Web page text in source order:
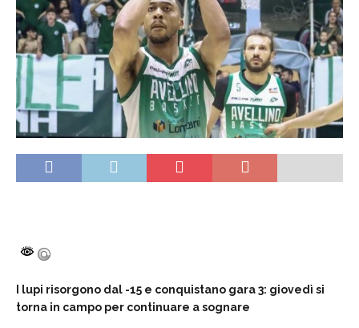
I lupi risorgono dal -15 e conquistano gara 3: giovedì si
torna in campo per continuare a sognare